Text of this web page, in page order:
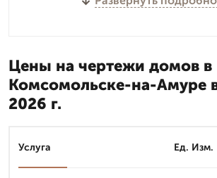
Цены на чертежи домов в
Комсомольске-на-Амуре в
2026 г.
Услуга Ед. Изм.